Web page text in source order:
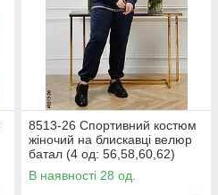
8513-26 Спортивний костюм
жіночий на блискавці велюр
батал (4 од: 56,58,60,62)
В наявності 28 од.